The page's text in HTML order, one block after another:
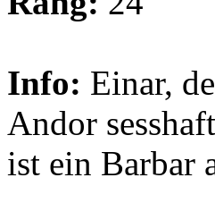
Info: Einar,
Andor
ist ein Barbar